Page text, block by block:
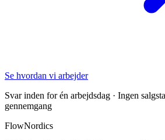
Se hvordan vi arbejder
Svar inden for én arbejdsdag · Ingen
gennemgang
FlowNordics